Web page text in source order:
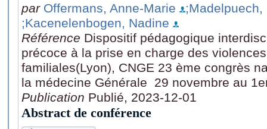
par Offermans, Anne-Marie
;Madelpuech,
;Kacenelenbogen, Nadine
Référence Dispositif pédagogique
précoce à la prise en charge des
familiales(Lyon), CNGE 23 ème congrès
la médecine Générale 29 novembre au
Publication Publié, 2023-12-01
Abstract de conférence